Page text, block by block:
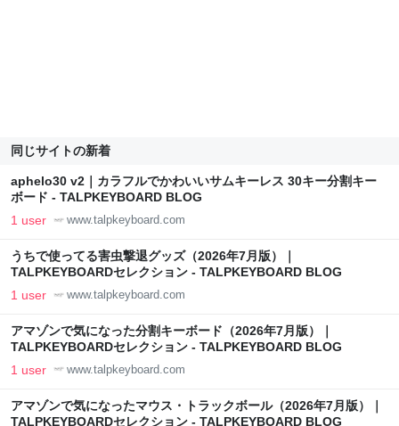
同じサイトの新着
aphelo30 v2｜カラフルでかわいいサムキーレス 30キー分割キー
ボード - TALPKEYBOARD BLOG
1 user www.talpkeyboard.com
うちで使ってる害虫撃退グッズ（2026年7月版）｜
TALPKEYBOARDセレクション - TALPKEYBOARD BLOG
1 user www.talpkeyboard.com
アマゾンで気になった分割キーボード（2026年7月版）｜
TALPKEYBOARDセレクション - TALPKEYBOARD BLOG
1 user www.talpkeyboard.com
アマゾンで気になったマウス・トラックボール（2026年7月版）｜
TALPKEYBOARDセレクション - TALPKEYBOARD BLOG